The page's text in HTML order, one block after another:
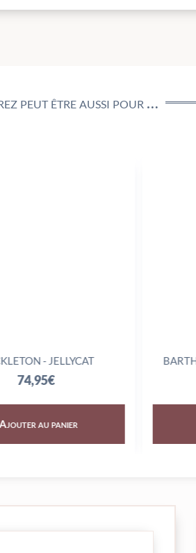
peut être aussi pour …
- JELLYCAT
74,95€
au panier